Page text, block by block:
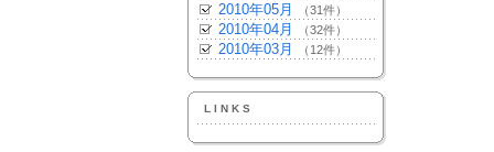
2010年05月 （31件）
2010年04月 （32件）
2010年03月 （12件）
LINKS